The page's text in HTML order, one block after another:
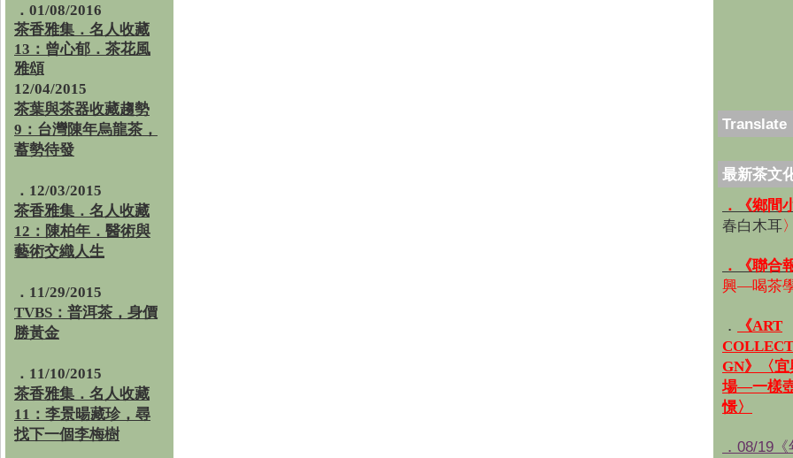
．01/08/2016
茶香雅集 ． 名人收藏
13：曾心郁．茶花風
雅頌
12/04/2015
茶葉與茶器收藏趨勢
9：台灣陳年烏龍茶，
蓄勢待發
．12/03/2015
茶香雅集．名人收藏
12：陳柏年．醫術與
藝術交織人生
．11/29/2015
TVBS：普洱茶，身價
勝黃金
．11/10/2015
茶香雅集．名人收藏
11：李景暘藏珍，尋
找下一個李梅樹
Translate
最新茶文
．《鄉間
春白木耳〉
．《聯合
興—喝茶
．
《ART
GN》〈
場—一樣
憬〉
．08/19